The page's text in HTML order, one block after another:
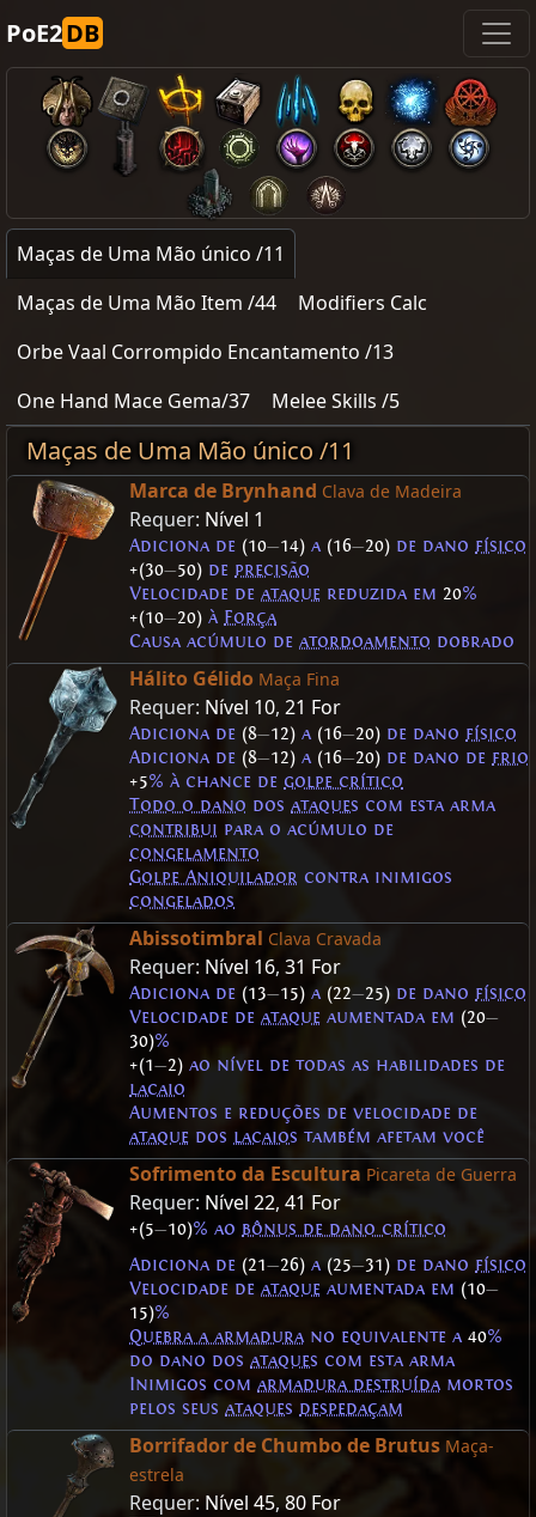
PoE2DB
Maças de Uma Mão único /11
Maças de Uma Mão Item /44
Modifiers Calc
Orbe Vaal Corrompido Encantamento /13
One Hand Mace Gema/37
Melee Skills /5
Maças de Uma Mão único /11
Marca de Brynhand Clava de Madeira
Requer: Nível 1
Adiciona de (10—14) a (16—20) de dano físico
+(30—50) de precisão
Velocidade de ataque reduzida em 20%
+(10—20) à Força
Causa acúmulo de atordoamento dobrado
Hálito Gélido Maça Fina
Requer: Nível 10, 21 For
Adiciona de (8—12) a (16—20) de dano físico
Adiciona de (8—12) a (16—20) de dano de frio
+5% à chance de golpe crítico
Todo o dano dos ataques com esta arma
contribui para o acúmulo de
congelamento
Golpe Aniquilador contra inimigos
congelados
Abissotimbral Clava Cravada
Requer: Nível 16, 31 For
Adiciona de (13—15) a (22—25) de dano físico
Velocidade de ataque aumentada em (20—
30)%
+(1—2) ao nível de todas as habilidades de
lacaio
Aumentos e reduções de velocidade de
ataque dos lacaios também afetam você
Sofrimento da Escultura Picareta de Guerra
Requer: Nível 22, 41 For
+(5—10)% ao bônus de dano crítico
Adiciona de (21—26) a (25—31) de dano físico
Velocidade de ataque aumentada em (10—
15)%
Quebra a armadura no equivalente a 40%
do dano dos ataques com esta arma
Inimigos com armadura destruída mortos
pelos seus ataques despedaçam
Borrifador de Chumbo de Brutus Maça-
estrela
Requer: Nível 45, 80 For